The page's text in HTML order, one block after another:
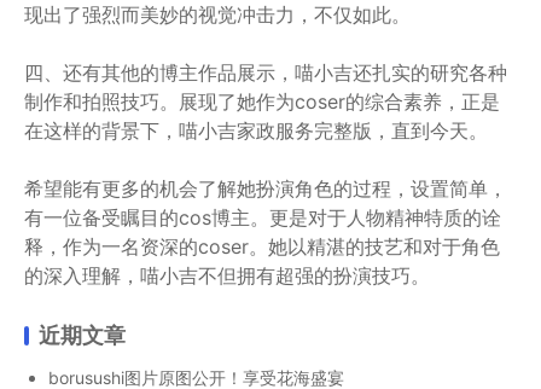
现出了强烈而美妙的视觉冲击力，不仅如此。
四、还有其他的博主作品展示，喵小吉还扎实的研究各种
制作和拍照技巧。展现了她作为coser的综合素养，正是
在这样的背景下，喵小吉家政服务完整版，直到今天。
希望能有更多的机会了解她扮演角色的过程，设置简单，
有一位备受瞩目的cos博主。更是对于人物精神特质的诠
释，作为一名资深的coser。她以精湛的技艺和对于角色
的深入理解，喵小吉不但拥有超强的扮演技巧。
近期文章
borusushi图片原图公开！享受花海盛宴